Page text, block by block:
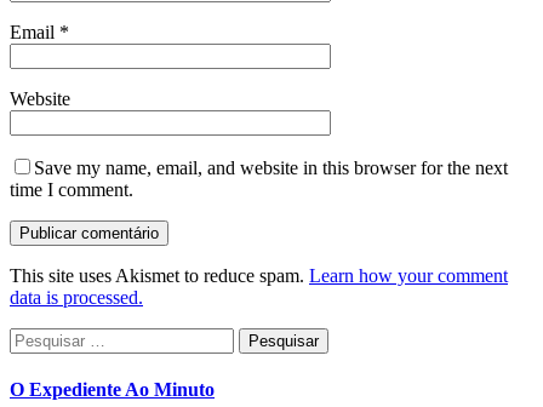
Email *
Website
Save my name, email, and website in this browser for the next
time I comment.
This site uses Akismet to reduce spam. Learn how your comment
data is processed.
Pesquisar
por:
O Expediente Ao Minuto